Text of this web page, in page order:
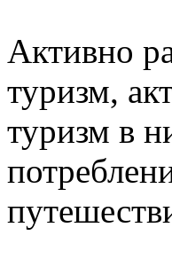
Активно
туризм,
туризм в